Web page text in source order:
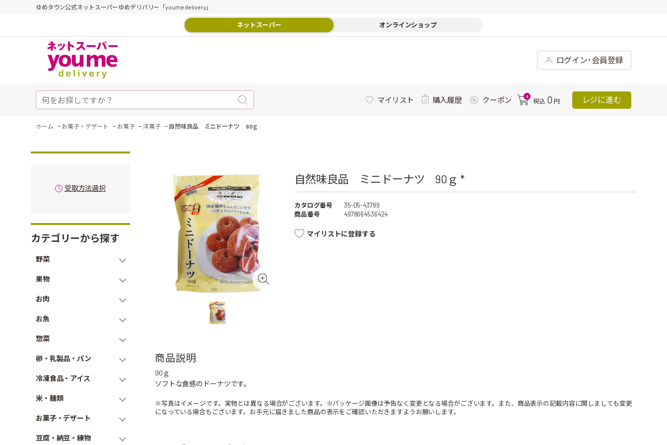
ゆめタウン公式ネットスーパーゆめデリバリー「youme delivery」
ネットスーパー オンラインショップ
ログイン･会員登録
マイリスト 購入履歴 クーポン 0
税込 0 円 レジに進む
ホーム - お菓子・デザート - お菓子 -洋菓子 - 自然味良品 ミニドーナツ 90ｇ
受取方法選択
カテゴリーから探す
野菜
果物
お肉
お魚
惣菜
卵・乳製品・パン
冷凍食品・アイス
米・麺類
お菓子・デザート
豆腐・納豆・練物
自然味良品 ミニドーナツ 90ｇ *
カタログ番号
35-05-43789
商品番号
4978664536424
マイリストに登録する
商品説明
90ｇ
ソフトな食感のドーナツです。
※写真はイメージです。実物とは異なる場合がございます。※パッケージ画像は予告なく変更となる場合がございます。また、商品表示の記載内容に関しましても変更
になっている場合もございます。お手元に届きました商品の表示をご確認いただきますようお願いします。